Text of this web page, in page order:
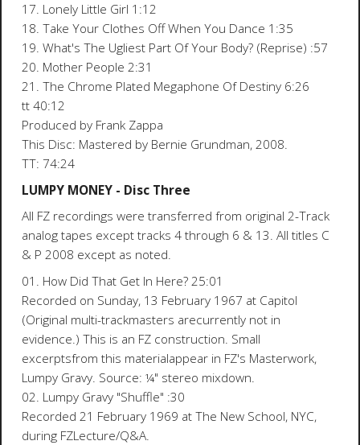
17. Lonely Little Girl 1:12
18. Take Your Clothes Off When You Dance 1:35
19. What's The Ugliest Part Of Your Body? (Reprise) :57
20. Mother People 2:31
21. The Chrome Plated Megaphone Of Destiny 6:26
tt 40:12
Produced by Frank Zappa
This Disc: Mastered by Bernie Grundman, 2008.
TT: 74:24
LUMPY MONEY - Disc Three
All FZ recordings were transferred from original 2-Track
analog tapes except tracks 4 through 6 & 13. All titles C
& P 2008 except as noted.
01. How Did That Get In Here? 25:01
Recorded on Sunday, 13 February 1967 at Capitol
(Original multi-trackmasters arecurrently not in
evidence.) This is an FZ construction. Small
excerptsfrom this materialappear in FZ's Masterwork,
Lumpy Gravy. Source: ¼" stereo mixdown.
02. Lumpy Gravy "Shuffle" :30
Recorded 21 February 1969 at The New School, NYC,
during FZLecture/Q&A.